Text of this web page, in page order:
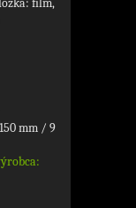
film,
mm / 9